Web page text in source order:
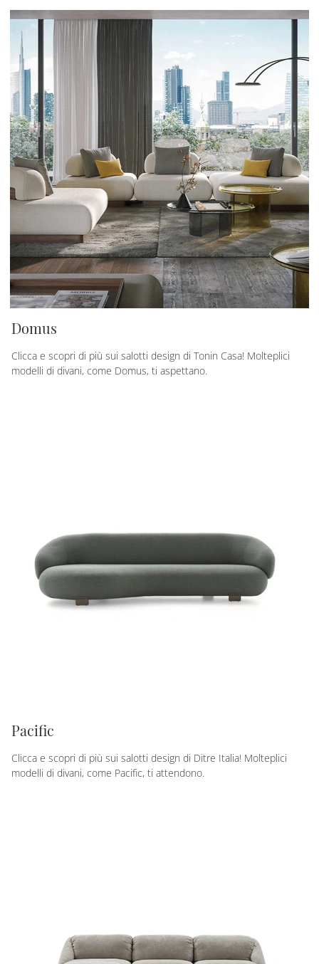
Domus
Clicca e scopri di più sui salotti design di Tonin Casa! Molteplici
modelli di divani, come Domus, ti aspettano.
Pacific
Clicca e scopri di più sui salotti design di Ditre Italia! Molteplici
modelli di divani, come Pacific, ti attendono.